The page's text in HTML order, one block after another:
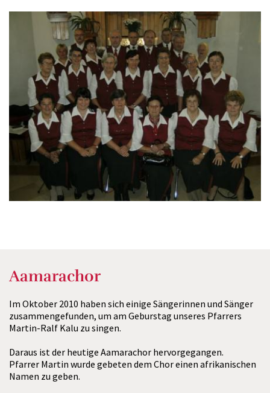
Aamarachor
Im Oktober 2010 haben sich einige Sängerinnen und Sänger
zusammengefunden, um am Geburstag unseres Pfarrers
Martin-Ralf Kalu zu singen.
Daraus ist der heutige Aamarachor hervorgegangen.
Pfarrer Martin wurde gebeten dem Chor einen afrikanischen
Namen zu geben.